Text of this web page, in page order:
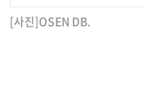
[사진]OSEN DB.